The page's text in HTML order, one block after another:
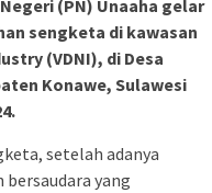
Negeri (PN) Unaaha gelar
sengketa di kawasan
(VDNI), di Desa
Konawe, Sulawesi
setelah adanya
yang